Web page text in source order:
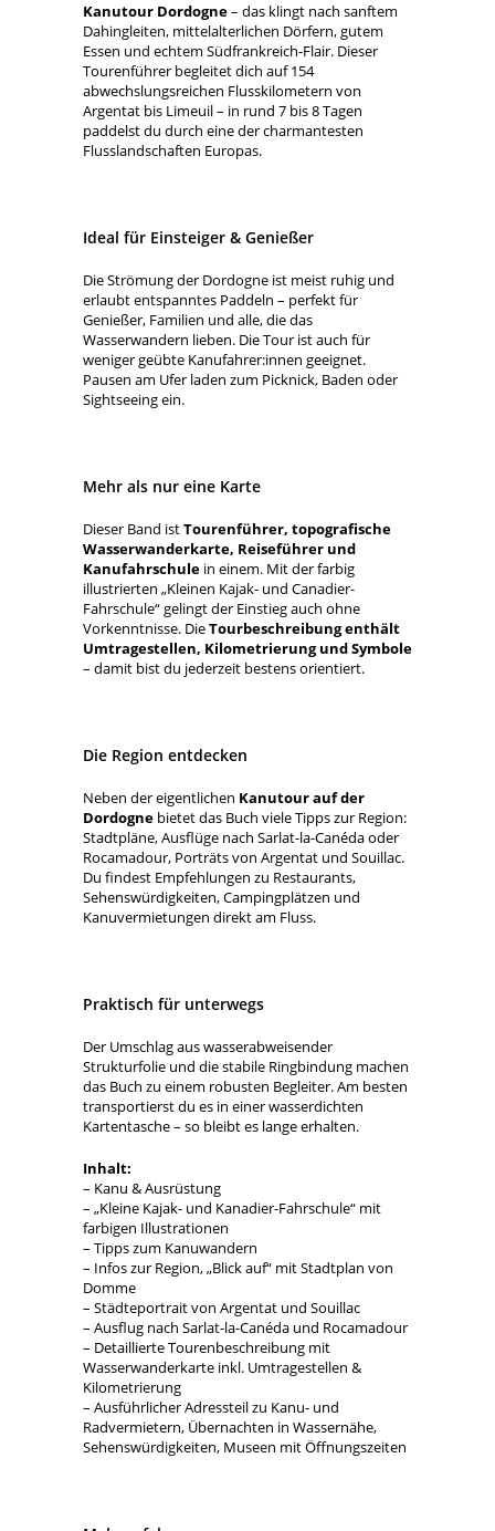
Kanutour Dordogne– das klingt nach sanftem
Dahingleiten, mittelalterlichen Dörfern, gutem
Essen und echtem Südfrankreich-Flair. Dieser
Tourenführer begleitet dich auf 154
abwechslungsreichen Flusskilometern von
Argentat bis Limeuil – in rund 7 bis 8 Tagen
paddelst du durch eine der charmantesten
Flusslandschaften Europas.
Ideal für Einsteiger & Genießer
Die Strömung der Dordogne ist meist ruhig und
erlaubt entspanntes Paddeln – perfekt für
Genießer, Familien und alle, die das
Wasserwandern lieben. Die Tour ist auch für
weniger geübte Kanufahrer:innen geeignet.
Pausen am Ufer laden zum Picknick, Baden oder
Sightseeing ein.
Mehr als nur eine Karte
Dieser Band istTourenführer, topografische
Wasserwanderkarte, Reiseführer und
Kanufahrschule in einem. Mit der farbig
illustrierten „Kleinen Kajak- und Canadier-
Fahrschule“ gelingt der Einstieg auch ohne
Vorkenntnisse. DieTourbeschreibung enthält
Umtragestellen, Kilometrierung und Symbole
– damit bist du jederzeit bestens orientiert.
Die Region entdecken
Neben der eigentlichen Kanutour auf der
Dordogne bietet das Buch viele Tipps zur Region:
Stadtpläne, Ausflüge nach Sarlat-la-Canéda oder
Rocamadour, Porträts von Argentat und Souillac.
Du findest Empfehlungen zu Restaurants,
Sehenswürdigkeiten, Campingplätzen und
Kanuvermietungen direkt am Fluss.
Praktisch für unterwegs
Der Umschlag aus wasserabweisender
Strukturfolie und die stabile Ringbindung machen
das Buch zu einem robusten Begleiter. Am besten
transportierst du es in einer wasserdichten
Kartentasche – so bleibt es lange erhalten.
Inhalt:
– Kanu & Ausrüstung
– „Kleine Kajak- und Kanadier-Fahrschule“ mit
farbigen Illustrationen
– Tipps zum Kanuwandern
– Infos zur Region, „Blick auf“ mit Stadtplan von
Domme
– Städteportrait von Argentat und Souillac
– Ausflug nach Sarlat-la-Canéda und Rocamadour
– Detaillierte Tourenbeschreibung mit
Wasserwanderkarte inkl. Umtragestellen &
Kilometrierung
– Ausführlicher Adressteil zu Kanu- und
Radvermietern, Übernachten in Wassernähe,
Sehenswürdigkeiten, Museen mit Öffnungszeiten